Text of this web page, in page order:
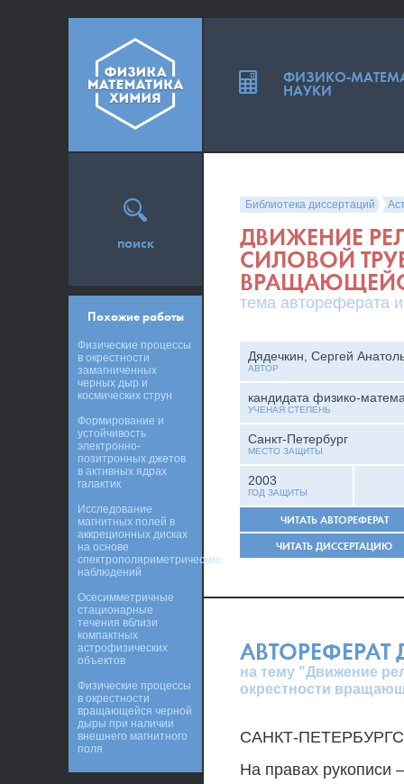
Библиотека диссертаций
ДВИЖЕНИЕ
СИЛОВОЙ
тема автореферата
Дядечкин, Сергей
АВТОР
кандидата физико-
УЧЕНАЯ СТЕПЕНЬ
Санкт-Петербург
МЕСТО ЗАЩИТЫ
2003
ГОД ЗАЩИТЫ
ЧИТАТЬ АВТОРЕФЕРАТ
ЧИТАТЬ ДИССЕРТАЦИЮ
АВТОРЕФЕРАТ
на тему "Движение
окрестности
САНКТ-
На правах рукописи
поиск
Похожие работы
Физические процессы
в окрестности
замагниченных
черных дыр и
космических струн
Формирование и
устойчивость
электронно-
позитронных джетов
в активных ядрах
галактик
Исследование
магнитных полей в
аккреционных дисках
на основе
спектрополяриметрических
наблюдений
Осесимметричные
стационарные
течения вблизи
компактных
астрофизических
объектов
Физические процессы
в окрестности
вращающейся черной
дыры при наличии
внешнего магнитного
поля
ФИЗИКО-
НАУКИ